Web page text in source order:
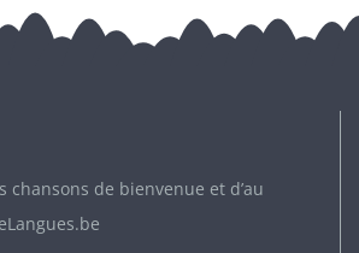
chansons de bienvenue et d’au